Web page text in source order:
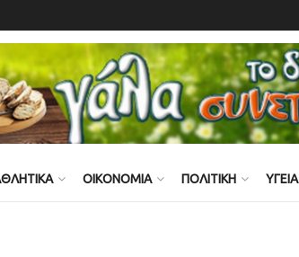
ΟΙΚΟΝΟΜΙΑ ΠΟΛΙΤΙΚΗ ΥΓΕΙΑ